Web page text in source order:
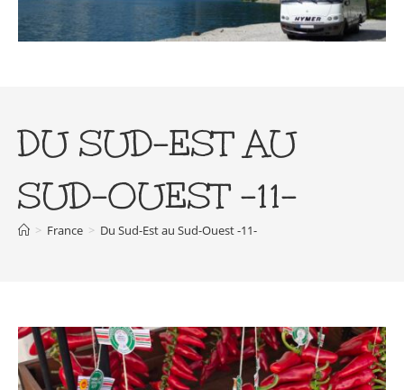
DU SUD-EST AU
SUD-OUEST -11-
> France > Du Sud-Est au Sud-Ouest -11-